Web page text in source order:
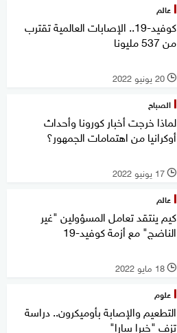
عالم
كوفيد-19.. الإصابات العالمية تقترب
من 537 مليونا
l 20 يونيو 2022
الصباح
لماذا خرجت أخبار كورونا وأحداث
أوكرانيا من اهتمامات الجمهور؟
l 17 يونيو 2022
عالم
كيم ينتقد تعامل المسؤولين "غير
الناضج" مع أزمة كوفيد-19
l 18 مايو 2022
علوم
التطعيم والإصابة بأوميكرون.. دراسة
تزف "خبرا سارا"